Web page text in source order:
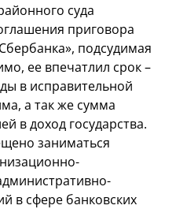
суда
приговора
подсудимая
ее впечатлил срок –
в исправительной
а так же сумма
в доход государства.
заниматься
в сфере банковских